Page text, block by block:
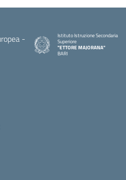
Istituto Istruzione Secondaria
Superiore
"ETTORE MAJORANA"
BARI